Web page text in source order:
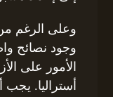
وعلى الرغم
وجود نصائح
الأمور على
أستراليا.